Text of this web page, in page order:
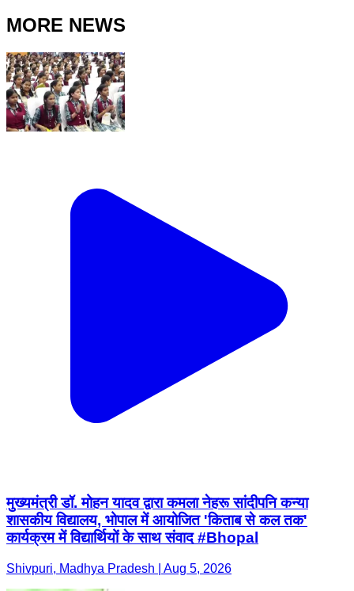
MORE NEWS
मुख्यमंत्री डॉ. मोहन यादव द्वारा कमला नेहरू सांदीपनि कन्या
शासकीय विद्यालय, भोपाल में आयोजित 'किताब से कल तक'
कार्यक्रम में विद्यार्थियों के साथ संवाद #Bhopal
Shivpuri, Madhya Pradesh | Aug 5, 2026